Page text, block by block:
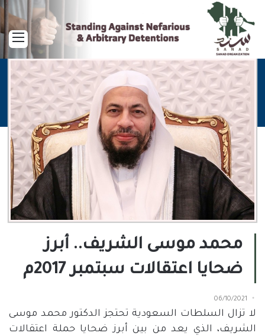
محمد موسى الشريف.. أبرز
ضحايا اعتقالات سبتمبر 2017م
06/10/2021
لا تزال السلطات السعودية تحتجز الدكتور محمد موسى
الشريف، الذي يعد من بين أبرز ضحايا حملة اعتقالات